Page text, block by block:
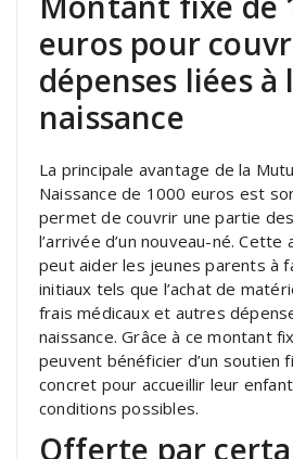
euros pour
dépenses liées à
naissance
La principale avantage de la
Naissance de 1000 euros est
permet de couvrir une partie
l’arrivée d’un nouveau-né. Cette
peut aider les jeunes parents à
initiaux tels que l’achat de
frais médicaux et autres
naissance. Grâce à ce montant
peuvent bénéficier d’un soutien
concret pour accueillir leur
conditions possibles.
Offerte par